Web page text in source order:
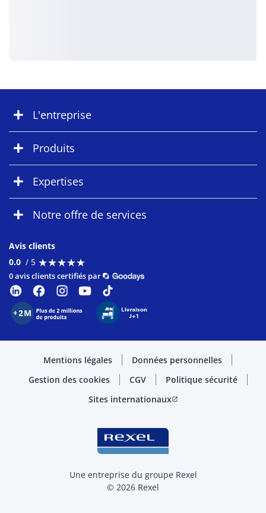
L'entreprise
Produits
Expertises
Notre offre de services
Avis clients
0.0 / 5 ★★★★★
★★★★★
0 avis clients certifiés par
Mentions légales
Données personnelles
Gestion des cookies
CGV
Politique sécurité
Sites internationauxopen_in_new
Une entreprise du groupe Rexel
© 2026 Rexel